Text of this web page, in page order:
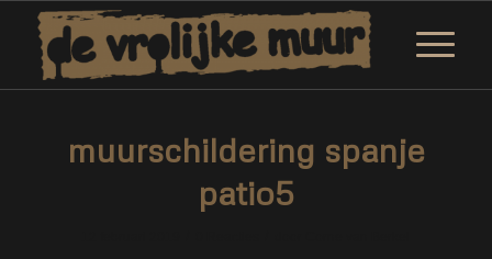
muurschildering spanje
patio5